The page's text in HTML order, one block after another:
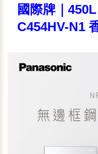
國際牌｜
C454HV-N1